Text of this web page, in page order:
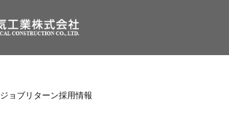
ジョブリターン採用情報